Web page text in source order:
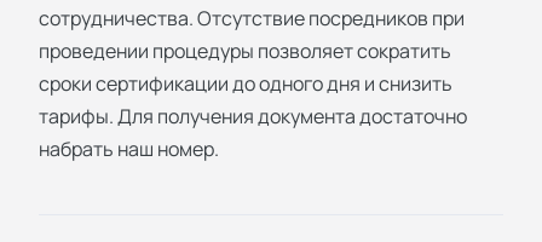
сотрудничества. Отсутствие посредников при
проведении процедуры позволяет сократить
сроки сертификации до одного дня и снизить
тарифы. Для получения документа достаточно
набрать наш номер.